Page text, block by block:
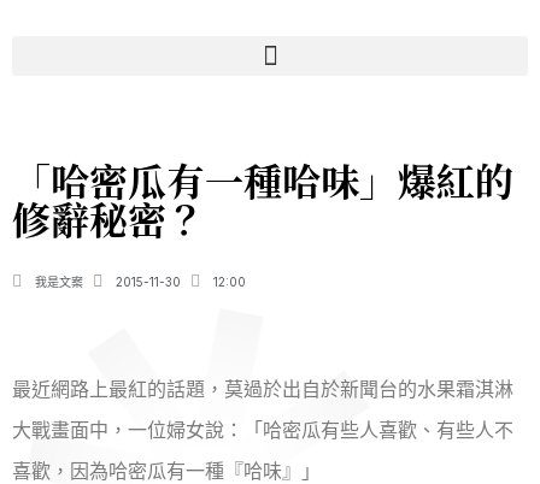
「哈密瓜有一種哈味」爆紅的
修辭秘密？
我是文案 2015-11-30 12:00
最近網路上最紅的話題，莫過於出自於新聞台的水果霜淇淋
大戰畫面中，一位婦女說：「哈密瓜有些人喜歡、有些人不
喜歡，因為哈密瓜有一種『哈味』」